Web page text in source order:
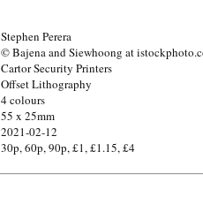
Stephen Perera
© Bajena and Siewhoong at
Cartor Security Printers
Offset Lithography
4 colours
55 x 25mm
2021-02-12
30p, 60p, 90p, £1, £1.15, £4